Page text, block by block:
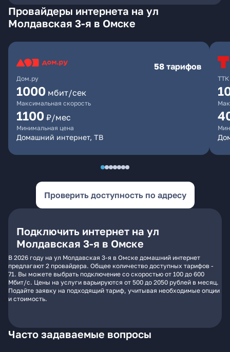
Провайдеры интернета на ул
Молдавская 3-я в Омске
Дом.ру
58 тарифов
1000 мбит/сек
Максимальная скорость
1100 ₽/мес
Минимальная цена
Домашний интернет, ТВ
ТТК
Проверить доступность по адресу
Подключить интернет на ул
Молдавская 3-я в Омске
В 2026 году на ул Молдавская 3-я в Омске домашний интернет
предлагают 2 провайдера. Общее количество доступных тарифов -
71. Вы можете выбрать подключение со скоростью от 100 до 600
Мбит/с. Цены на услуги варьируются от 500 до 2050 рублей в месяц.
Подайте заявку на подходящий тариф, учитывая необходимые опции
и стоимость.
Часто задаваемые вопросы